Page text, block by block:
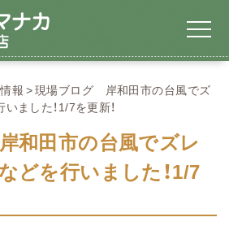
報
現場ブログ 岸和田市の台風でズ
ました！1/7を更新！
和田市の台風でズレ
どを行いました！1/7